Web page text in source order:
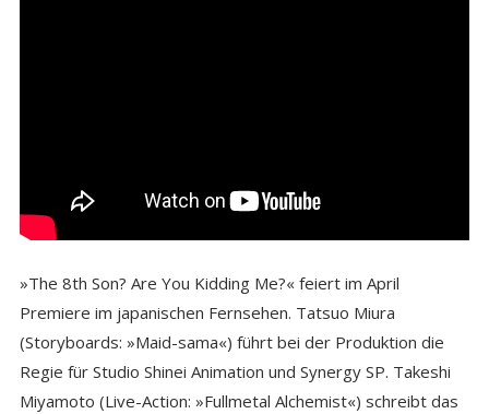
»The 8th Son? Are You Kidding Me?« feiert im April
Premiere im japanischen Fernsehen. Tatsuo Miura
(Storyboards: »Maid-sama«) führt bei der Produktion die
Regie für Studio Shinei Animation und Synergy SP. Takeshi
Miyamoto (Live-Action: »Fullmetal Alchemist«) schreibt das